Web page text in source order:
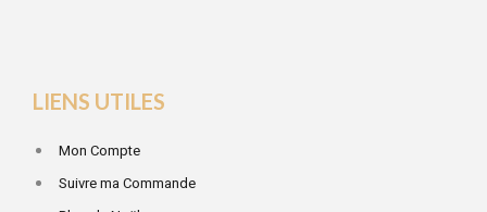
LIENS UTILES
Mon Compte
Suivre ma Commande